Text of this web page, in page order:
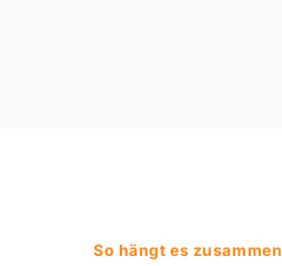
So hängt es zusammen